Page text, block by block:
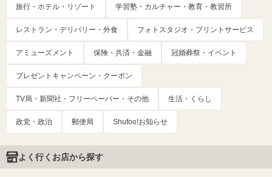
旅行・ホテル・リゾート 学習塾・カルチャー・教育・教習所
レストラン・デリバリー・外食 フォトスタジオ・プリントサービス
アミューズメント 保険・共済・金融 冠婚葬祭・イベント
プレゼントキャンペーン・クーポン
TV局・新聞社・フリーペーパー・その他 生活・くらし
政党・政治 郵便局 Shufoo!お知らせ
よく行くお店から探す